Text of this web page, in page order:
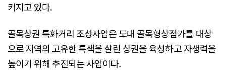
커지고 있다.
골목상권 특화거리 조성사업은 도내 골목형상점가를 대상
으로 지역의 고유한 특색을 살린 상권을 육성하고 자생력을
높이기 위해 추진되는 사업이다.